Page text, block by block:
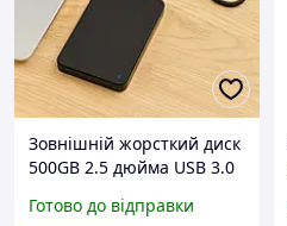
Зовнішній жорсткий диск
500GB 2.5 дюйма USB 3.0
комп'ютера та
Готово до відправки